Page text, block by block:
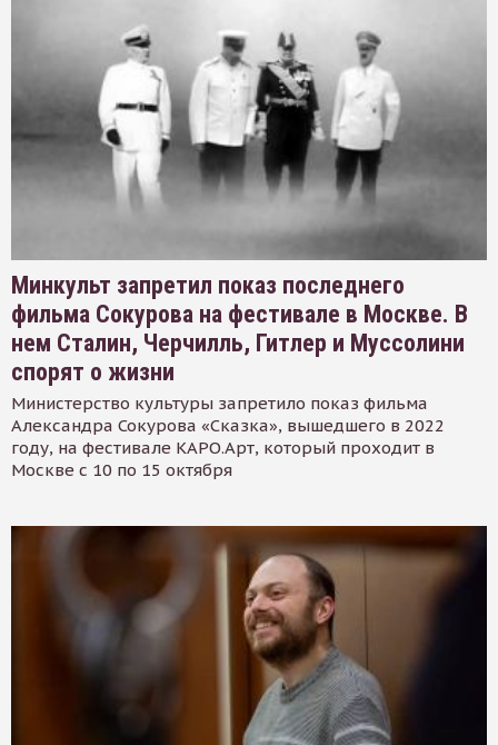
Минкульт запретил показ последнего
фильма Сокурова на фестивале в Москве. В
нем Сталин, Черчилль, Гитлер и Муссолини
спорят о жизни
Министерство культуры запретило показ фильма
Александра Сокурова «Сказка», вышедшего в 2022
году, на фестивале КАРО.Арт, который проходит в
Москве с 10 по 15 октября